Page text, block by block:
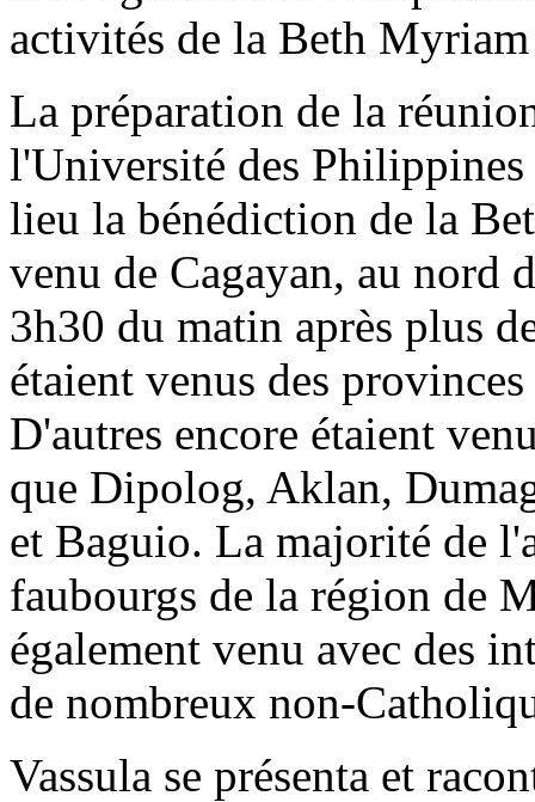
activités de la Beth Myriam
La préparation de la
l'Université des
lieu la bénédiction de la
venu de Cagayan, au nord
3h30 du matin après plus
étaient venus des
D'autres encore étaient
que Dipolog, Aklan,
et Baguio. La majorité de
faubourgs de la région de
également venu avec des
de nombreux non-
Vassula se présenta et